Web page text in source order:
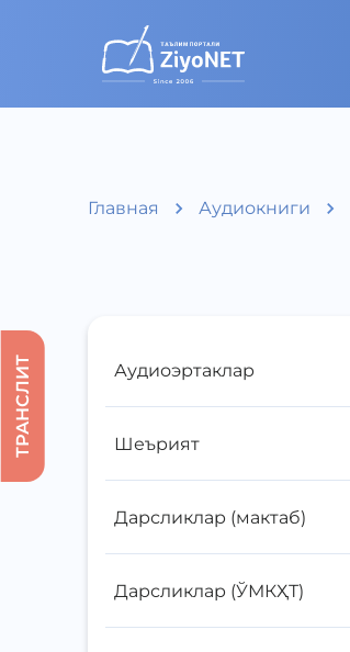
Главная Аудиокниги
Аудиоэртаклар
Шеърият
Дарсликлар (мактаб)
Дарсликлар (ЎМКҲТ)
ТРАНСЛИТ